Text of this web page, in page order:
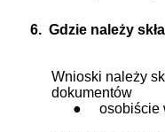
6. Gdzie należy
Wnioski należy
dokumentów
●
osobiście